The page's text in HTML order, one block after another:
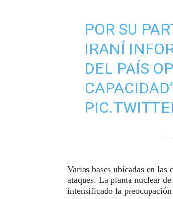
POR SU
IRANÍ
DEL PAÍS
—
Varias bases ubicadas en
ataques. La planta nuclear
intensificado la